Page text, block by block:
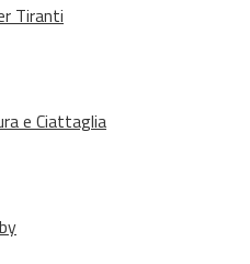
Tiranti
e Ciattaglia